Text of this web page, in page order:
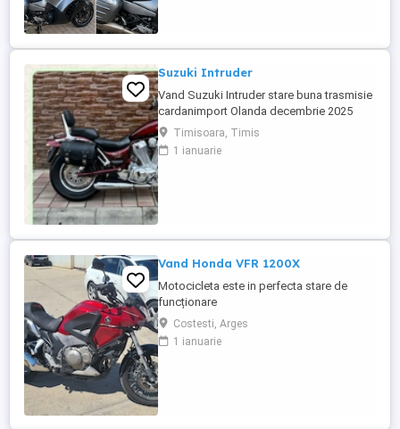
Suzuki Intruder
Vand Suzuki Intruder stare buna trasmisie
cardanimport Olanda decembrie 2025
inmatriculat RO IN FEBRUARIE Nu raspund
la mesaje.Schimb cu ATV plus sau minus
diferenta
Timisoara, Timis
1 ianuarie
Vand Honda VFR 1200X
Motocicleta este in perfecta stare de
funcționare
Costesti, Arges
1 ianuarie